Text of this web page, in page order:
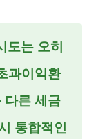
도는 오히
과이익환
다른 세금
통합적인